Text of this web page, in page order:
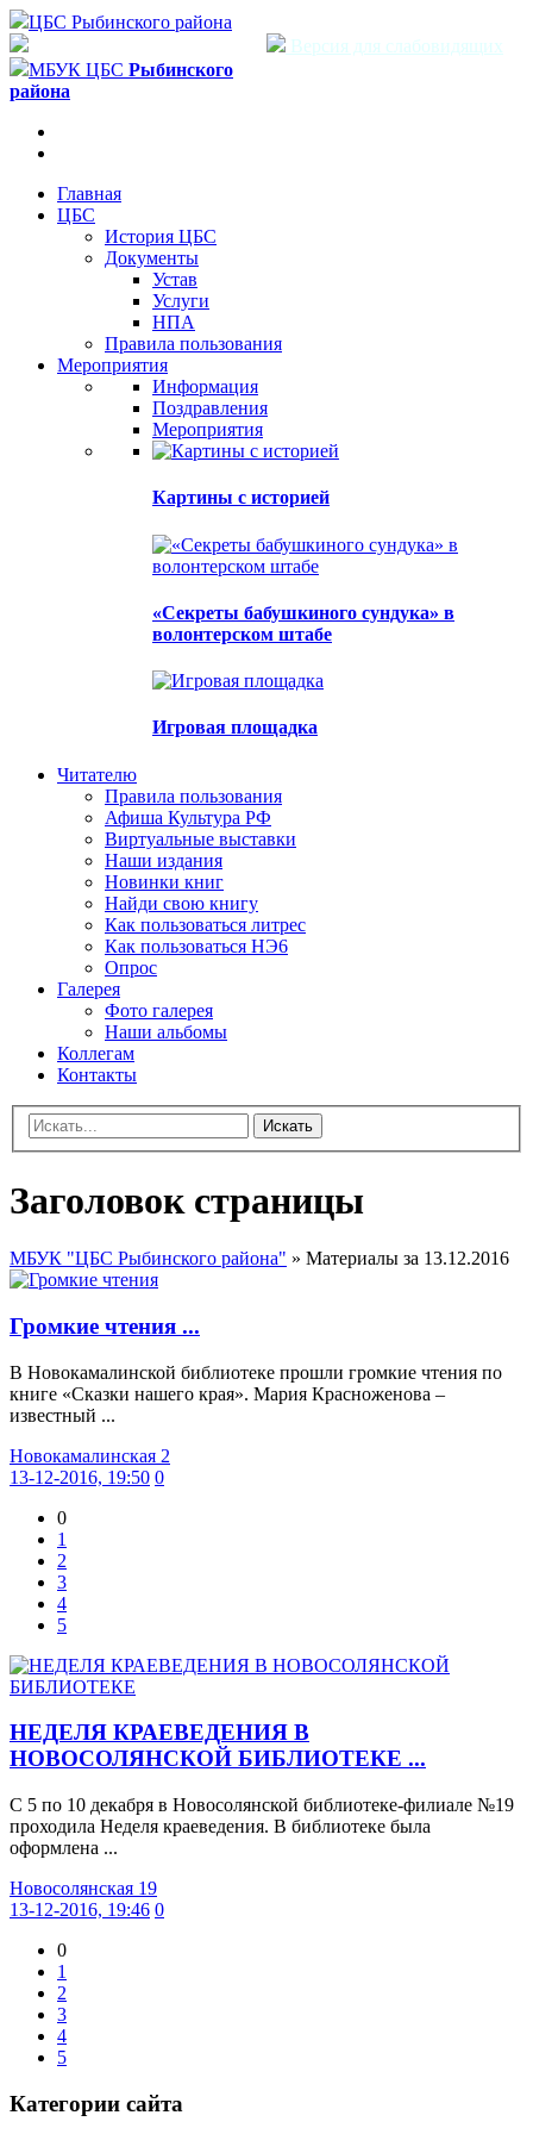
ЦБС Рыбинского района
Версия для слабовидящих
МБУК ЦБС Рыбинского
района
Главная
ЦБС
История ЦБС
Документы
Устав
Услуги
НПА
Правила пользования
Мероприятия
Информация
Поздравления
Мероприятия
Картины с историей
«Секреты бабушкиного сундука» в
волонтерском штабе
Игровая площадка
Читателю
Правила пользования
Афиша Культура РФ
Виртуальные выставки
Наши издания
Новинки книг
Найди свою книгу
Как пользоваться литрес
Как пользоваться НЭ6
Опрос
Галерея
Фото галерея
Наши альбомы
Коллегам
Контакты
Искать
Заголовок страницы
МБУК "ЦБС Рыбинского района" » Материалы за 13.12.2016
Громкие чтения ...
В Новокамалинской библиотеке прошли громкие чтения по
книге «Сказки нашего края». Мария Красноженова –
известный ...
Новокамалинская 2
13-12-2016, 19:50 0
0
1
2
3
4
5
НЕДЕЛЯ КРАЕВЕДЕНИЯ В
НОВОСОЛЯНСКОЙ БИБЛИОТЕКЕ ...
С 5 по 10 декабря в Новосолянской библиотеке-филиале №19
проходила Неделя краеведения. В библиотеке была
оформлена ...
Новосолянская 19
13-12-2016, 19:46 0
0
1
2
3
4
5
Категории сайта